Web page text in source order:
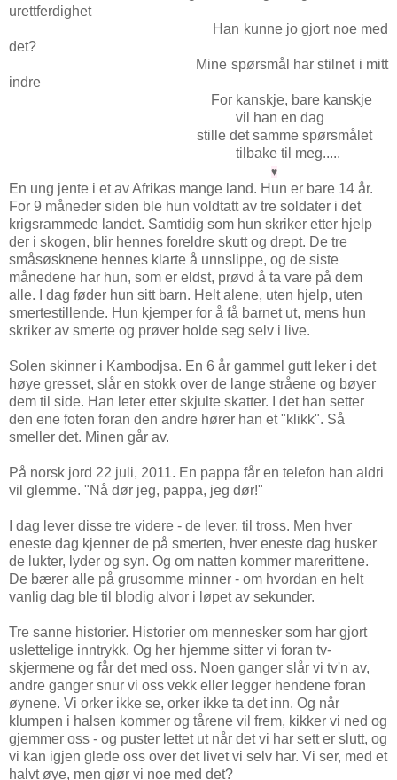
urettferdighet
Han kunne jo gjort noe med
det?
Mine spørsmål har stilnet i mitt
indre
For kanskje, bare kanskje
vil han en dag
stille det samme spørsmålet
tilbake til meg.....
♥
En ung jente i et av Afrikas mange land. Hun er bare 14 år.
For 9 måneder siden ble hun voldtatt av tre soldater i det
krigsrammede landet. Samtidig som hun skriker etter hjelp
der i skogen, blir hennes foreldre skutt og drept. De tre
småsøsknene hennes klarte å unnslippe, og de siste
månedene har hun, som er eldst, prøvd å ta vare på dem
alle. I dag føder hun sitt barn. Helt alene, uten hjelp, uten
smertestillende. Hun kjemper for å få barnet ut, mens hun
skriker av smerte og prøver holde seg selv i live.
Solen skinner i Kambodjsa. En 6 år gammel gutt leker i det
høye gresset, slår en stokk over de lange stråene og bøyer
dem til side. Han leter etter skjulte skatter. I det han setter
den ene foten foran den andre hører han et "klikk". Så
smeller det. Minen går av.
På norsk jord 22 juli, 2011. En pappa får en telefon han aldri
vil glemme. "Nå dør jeg, pappa, jeg dør!"
I dag lever disse tre videre - de lever, til tross. Men hver
eneste dag kjenner de på smerten, hver eneste dag husker
de lukter, lyder og syn. Og om natten kommer marerittene.
De bærer alle på grusomme minner - om hvordan en helt
vanlig dag ble til blodig alvor i løpet av sekunder.
Tre sanne historier. Historier om mennesker som har gjort
uslettelige inntrykk. Og her hjemme sitter vi foran tv-
skjermene og får det med oss. Noen ganger slår vi tv'n av,
andre ganger snur vi oss vekk eller legger hendene foran
øynene. Vi orker ikke se, orker ikke ta det inn. Og når
klumpen i halsen kommer og tårene vil frem, kikker vi ned og
gjemmer oss - og puster lettet ut når det vi har sett er slutt, og
vi kan igjen glede oss over det livet vi selv har. Vi ser, med et
halvt øye, men gjør vi noe med det?